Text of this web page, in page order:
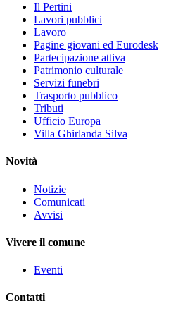
Il Pertini
Lavori pubblici
Lavoro
Pagine giovani ed Eurodesk
Partecipazione attiva
Patrimonio culturale
Servizi funebri
Trasporto pubblico
Tributi
Ufficio Europa
Villa Ghirlanda Silva
Novità
Notizie
Comunicati
Avvisi
Vivere il comune
Eventi
Contatti